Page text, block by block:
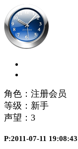
角色：注册会员
等级：新手
声望： 3
P:2011-07-11 19:08:43